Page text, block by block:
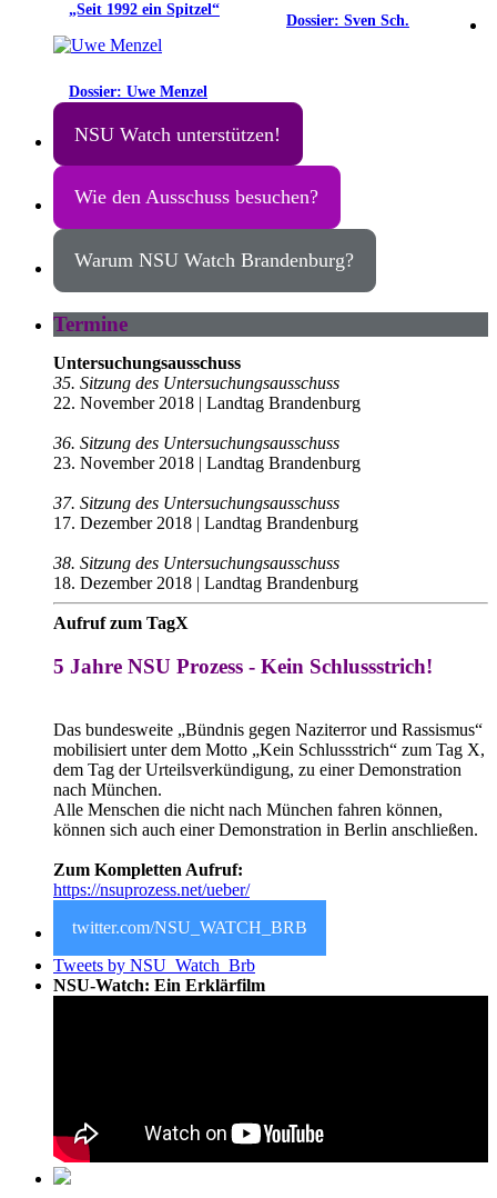
„Seit 1992 ein Spitzel“
Dossier: Sven Sch.
Dossier: Uwe Menzel
NSU Watch unterstützen!
Wie den Ausschuss besuchen?
Warum NSU Watch Brandenburg?
Termine
Untersuchungsausschuss
35. Sitzung des Untersuchungsausschuss
22. November 2018 | Landtag Brandenburg
36. Sitzung des Untersuchungsausschuss
23. November 2018 | Landtag Brandenburg
37. Sitzung des Untersuchungsausschuss
17. Dezember 2018 | Landtag Brandenburg
38. Sitzung des Untersuchungsausschuss
18. Dezember 2018 | Landtag Brandenburg
Aufruf zum TagX
5 Jahre NSU Prozess - Kein Schlussstrich!
Das bundesweite „Bündnis gegen Naziterror und Rassismus“
mobilisiert unter dem Motto „Kein Schlussstrich“ zum Tag X,
dem Tag der Urteilsverkündigung, zu einer Demonstration
nach München.
Alle Menschen die nicht nach München fahren können,
können sich auch einer Demonstration in Berlin anschließen.
Zum Kompletten Aufruf:
https://nsuprozess.net/ueber/
twitter.com/NSU_WATCH_BRB
Tweets by NSU_Watch_Brb
NSU-Watch: Ein Erklärfilm